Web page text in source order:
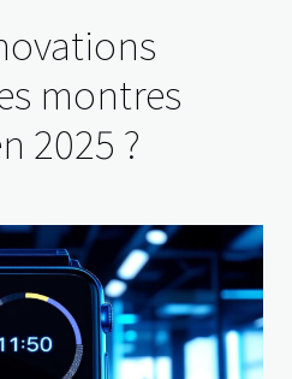
montres
2025 ?